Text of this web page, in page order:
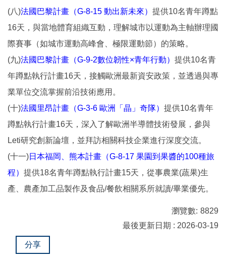
(八)法國巴黎計畫（G-8-15 動出新未來） 提供10名青年蹲點
16天，與當地體育組織互動，理解城市以運動為主軸辦理國
際賽事（如城市運動高峰會、極限運動節）的策略。
(九)法國巴黎計畫（G-9-2數位韌性×青年行動） 提供10名青
年蹲點執行計畫16天，接觸歐洲最新資安政策，並透過與專
業單位交流掌握前沿技術應用。
(十)法國里昂計畫（G-3-6 歐洲「晶」奇隊） 提供10名青年
蹲點執行計畫16天，深入了解歐洲半導體技術發展，參與
Leti研究創新論壇，並拜訪相關科技企業進行深度交流。
(十一)日本福岡、熊本計畫（G-8-17 果園到果醬的100種旅
程） 提供18名青年蹲點執行計畫15天，從事農業(蔬果)生
產、農產加工品製作及食品/餐飲相關系所就讀/畢業優先。
瀏覽數: 8829
最後更新日期 : 2026-03-19
分享